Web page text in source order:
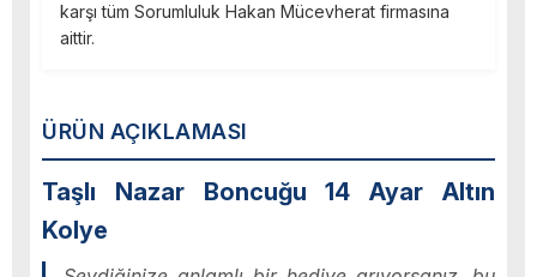
ÜRÜN AÇIKLAMASI
Taşlı Nazar Boncuğu 14 Ayar Altın
Kolye
karşı tüm Sorumluluk Hakan Mücevherat firmasına
aittir.